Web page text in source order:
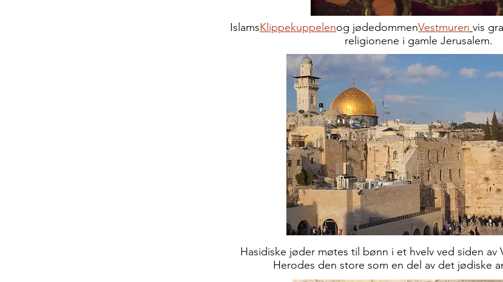
IslamsKlippekuppelenog jødedommenVestmuren vis
religionene i gamle Jerusalem.
Hasidiske jøder møtes til bønn i et hvelv ved siden av
Herodes den store som en del av det jødiske